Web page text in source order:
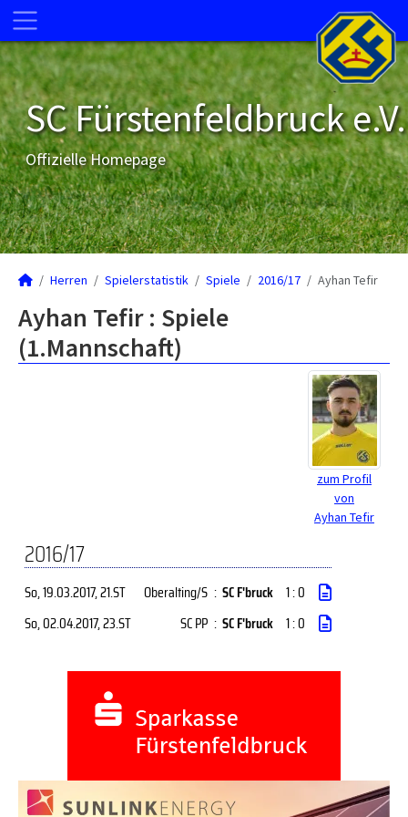
SC Fürstenfeldbruck e.V.
Offizielle Homepage
Herren Spielerstatistik Spiele 2016/17 Ayhan Tefir
Ayhan Tefir : Spiele
(1.Mannschaft)
zum Profil
von
Ayhan Tefir
2016/17
So, 19.03.2017, 21.ST Oberalting/S : SC F'bruck 1 : 0
So, 02.04.2017, 23.ST SC PP : SC F'bruck 1 : 0